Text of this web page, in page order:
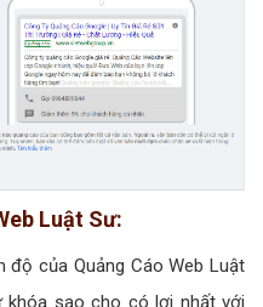
Luật Sư:
độ của Quảng Cáo Web Luật
sao cho có lợi nhất với